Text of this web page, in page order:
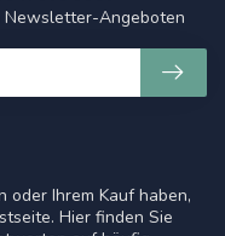
oder Ihrem Kauf haben,
Hier finden Sie
Newsletter-Angeboten